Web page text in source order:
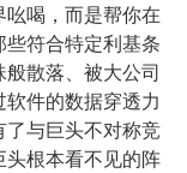
喝，而是帮你在
符合特定利基条
散落、被大公司
件的数据穿透力
与巨头不对称竞
根本看不见的阵